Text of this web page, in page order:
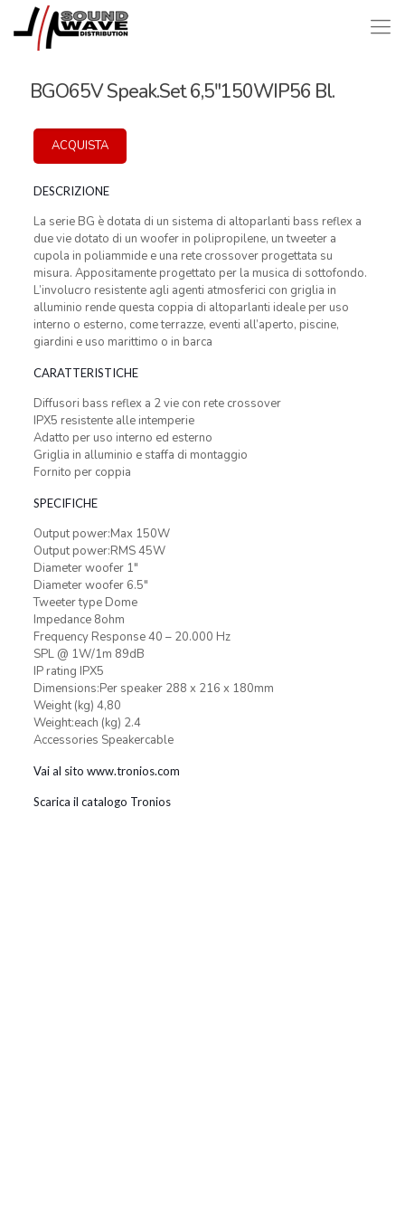
BGO65V Speak.Set 6,5″150WIP56 Bl.
ACQUISTA
DESCRIZIONE
La serie BG è dotata di un sistema di altoparlanti bass reflex a
due vie dotato di un woofer in polipropilene, un tweeter a
cupola in poliammide e una rete crossover progettata su
misura. Appositamente progettato per la musica di sottofondo.
L’involucro resistente agli agenti atmosferici con griglia in
alluminio rende questa coppia di altoparlanti ideale per uso
interno o esterno, come terrazze, eventi all’aperto, piscine,
giardini e uso marittimo o in barca
CARATTERISTICHE
Diffusori bass reflex a 2 vie con rete crossover
IPX5 resistente alle intemperie
Adatto per uso interno ed esterno
Griglia in alluminio e staffa di montaggio
Fornito per coppia
SPECIFICHE
Output power:Max 150W
Output power:RMS 45W
Diameter woofer 1″
Diameter woofer 6.5″
Tweeter type Dome
Impedance 8ohm
Frequency Response 40 – 20.000 Hz
SPL @ 1W/1m 89dB
IP rating IPX5
Dimensions:Per speaker 288 x 216 x 180mm
Weight (kg) 4,80
Weight:each (kg) 2.4
Accessories Speakercable
Vai al sito www.tronios.com
Scarica il catalogo Tronios